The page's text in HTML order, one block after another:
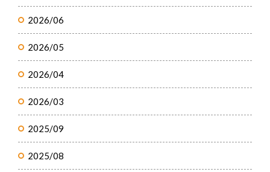
2026/06
2026/05
2026/04
2026/03
2025/09
2025/08